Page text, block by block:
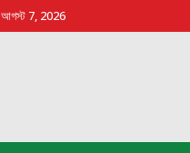
আগস্ট 7, 2026